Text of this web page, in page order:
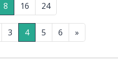
8 16 24
3 4 5 6 »